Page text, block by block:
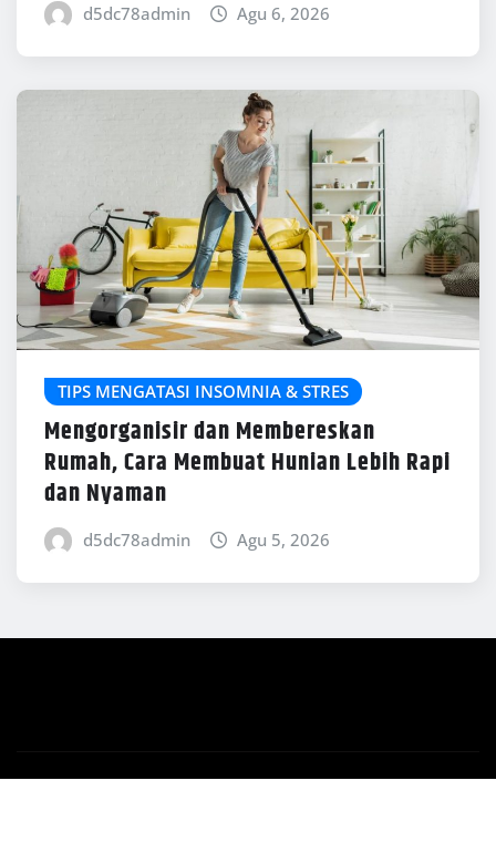
d5dc78admin Agu 6, 2026
TIPS MENGATASI INSOMNIA & STRES
Mengorganisir dan Membereskan
Rumah, Cara Membuat Hunian Lebih Rapi
dan Nyaman
d5dc78admin Agu 5, 2026